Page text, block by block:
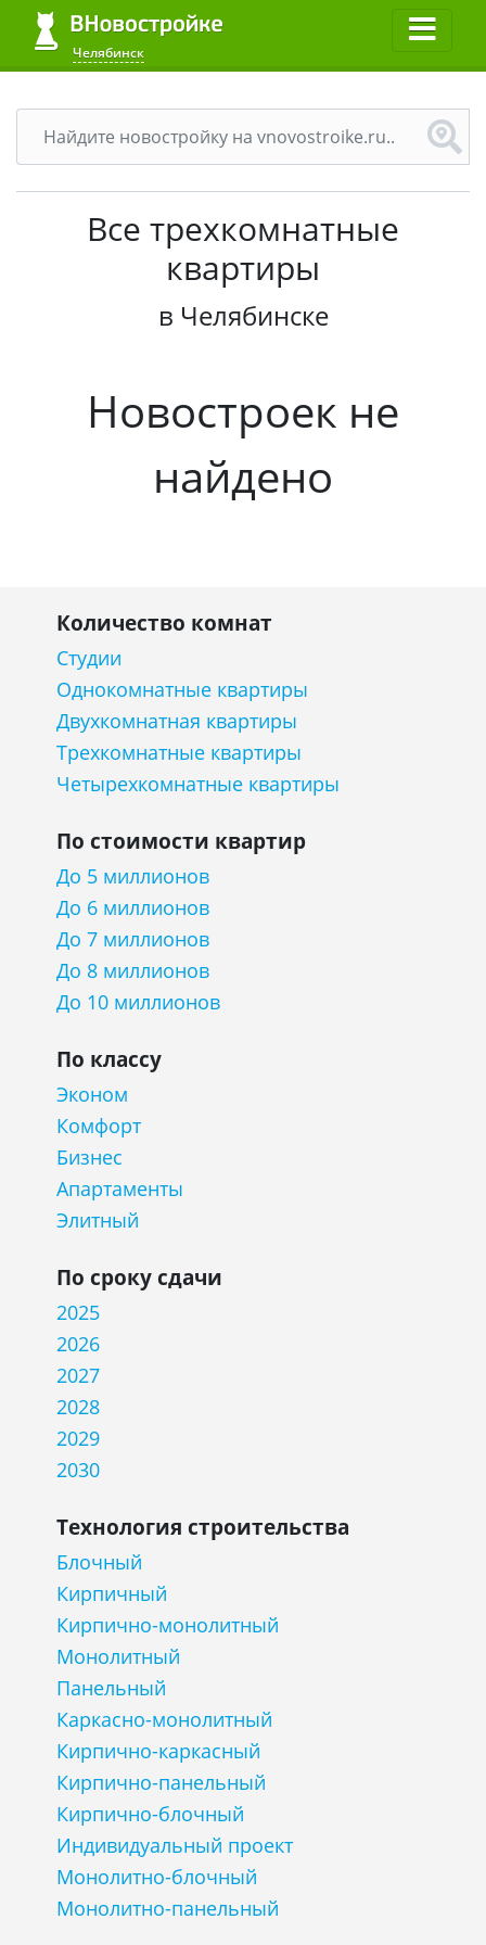
Челябинск
Все трехкомнатные
квартиры
в Челябинске
Новостроек не
найдено
Количество комнат
Студии
Однокомнатные квартиры
Двухкомнатная квартиры
Трехкомнатные квартиры
Четырехкомнатные квартиры
По стоимости квартир
До 5 миллионов
До 6 миллионов
До 7 миллионов
До 8 миллионов
До 10 миллионов
По классу
Эконом
Комфорт
Бизнес
Апартаменты
Элитный
По сроку сдачи
2025
2026
2027
2028
2029
2030
Технология строительства
Блочный
Кирпичный
Кирпично-монолитный
Монолитный
Панельный
Каркасно-монолитный
Кирпично-каркасный
Кирпично-панельный
Кирпично-блочный
Индивидуальный проект
Монолитно-блочный
Монолитно-панельный